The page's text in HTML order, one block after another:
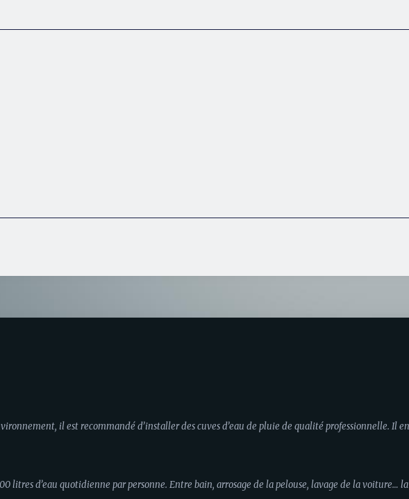
il est recommandé d’installer des cuves d’eau de pluie de qualité professionnelle. Il
litres d’eau quotidienne par personne. Entre bain, arrosage de la pelouse, lavage de la voiture…